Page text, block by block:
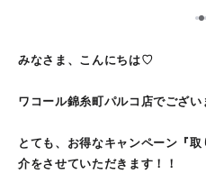
1
みなさま、こんにちは♡
ワコール錦糸町パルコ店でござい
とても、お得なキャンペーン『
介をさせていただきます！！